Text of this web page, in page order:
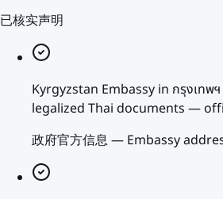
已核实声明
Kyrgyzstan Embassy in กรุงเทพ
legalized Thai documents —
政府官方信息— Embassy